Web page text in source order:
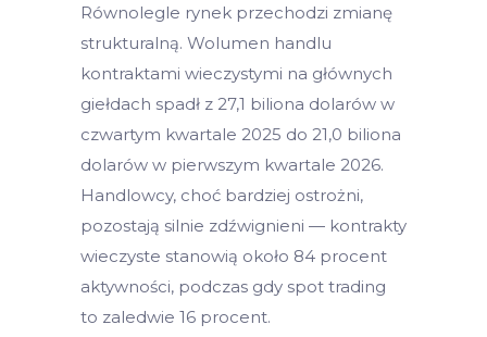
Równolegle rynek przechodzi zmianę
strukturalną. Wolumen handlu
kontraktami wieczystymi na głównych
giełdach spadł z 27,1 biliona dolarów w
czwartym kwartale 2025 do 21,0 biliona
dolarów w pierwszym kwartale 2026.
Handlowcy, choć bardziej ostrożni,
pozostają silnie zdźwignieni — kontrakty
wieczyste stanowią około 84 procent
aktywności, podczas gdy spot trading
to zaledwie 16 procent.